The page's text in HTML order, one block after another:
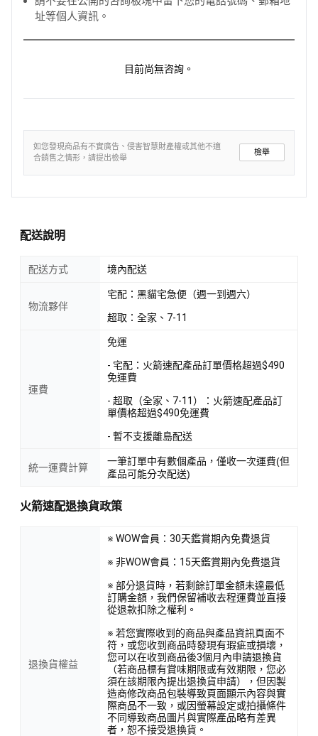
址等個人資訊。
目前尚無咨詢。
如您發現商品有不實廣告、侵害智慧財產權或其他不適
合銷售之情形，請提出檢舉
檢舉
配送說明
配送方式 境內配送
物流夥伴
宅配：黑貓宅急便（週一到週六）
超取：全家、7-11
運費
免運
- 宅配：火箭速配產品訂單價格超過$490
免運費
- 超取（全家、7-11）：火箭速配產品訂
單價格超過$490免運費
- 暫不支援離島配送
統一運費計算
一筆訂單中有數個產品，僅收一次運費(但
產品可能分次配送)
火箭速配退換貨政策
退換貨權益
※ WOW會員：30天鑑賞期內免費退貨
※ 非WOW會員：15天鑑賞期內免費退貨
※ 部分退貨時，若剩餘訂單金額未達最低
訂購金額，我們保留補收去程運費並直接
從退款扣除之權利。
※ 若您實際收到的商品與產品資訊頁面不
符，或您收到商品時發現有瑕疵或損壞，
您可以在收到商品後3個月內申請退換貨
（若商品標有賞味期限或有效期限，您必
須在該期限內提出退換貨申請），但因製
造商修改商品包裝導致頁面顯示內容與實
際商品不一致，或因螢幕設定或拍攝條件
不同導致商品圖片與實際產品略有差異
者，恕不接受退換貨。